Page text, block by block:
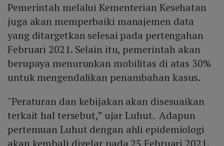
Pemerintah melalui Kementerian Kesehatan
juga akan memperbaiki manajemen data
yang ditargetkan selesai pada pertengahan
Februari 2021. Selain itu, pemerintah akan
berupaya menurunkan mobilitas di atas 30%
untuk mengendalikan penambahan kasus.
"Peraturan dan kebijakan akan disesuaikan
terkait hal tersebut,” ujar Luhut. Adapun
pertemuan Luhut dengan ahli epidemiologi